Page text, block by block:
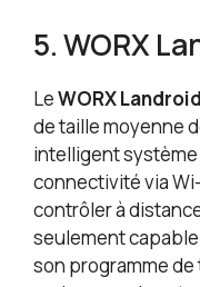
5. WORX
LeWORX
de taille moyenne
intelligent système
connectivité via
contrôler à
seulement
son programme